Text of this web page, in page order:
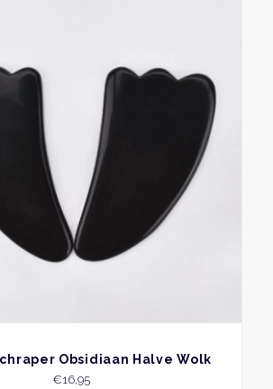
Obsidiaan Halve Wolk
€16,95